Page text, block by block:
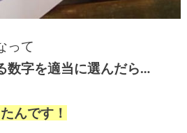
って
数字を適当に選んだら…
んです！